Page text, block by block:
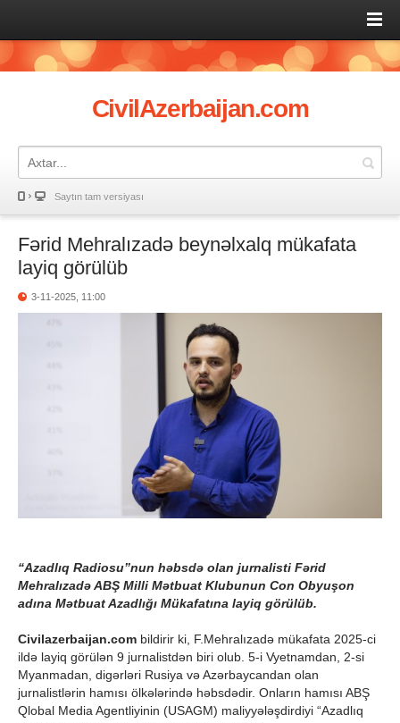
CivilAzerbaijan.com
Saytın tam versiyası
Fərid Mehralızadə beynəlxalq mükafata
layiq görülüb
3-11-2025, 11:00
“Azadlıq Radiosu”nun həbsdə olan jurnalisti Fərid
Mehralızadə ABŞ Milli Mətbuat Klubunun Con Obyuşon
adına Mətbuat Azadlığı Mükafatına layiq görülüb.
Civilazerbaijan.com bildirir ki, F.Mehralızadə mükafata 2025-ci
ildə layiq görülən 9 jurnalistdən biri olub. 5-i Vyetnamdan, 2-si
Myanmadan, digərləri Rusiya və Azərbaycandan olan
jurnalistlərin hamısı ölkələrində həbsdədir. Onların hamısı ABŞ
Qlobal Media Agentliyinin (USAGM) maliyyələşdirdiyi “Azadlıq